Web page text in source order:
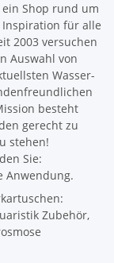
Shop rund um
Inspiration für alle
2003 versuchen
Auswahl von
Wasser-
besteht
gerecht zu
stehen!
Sie:
Anwendung.
Zubehör,